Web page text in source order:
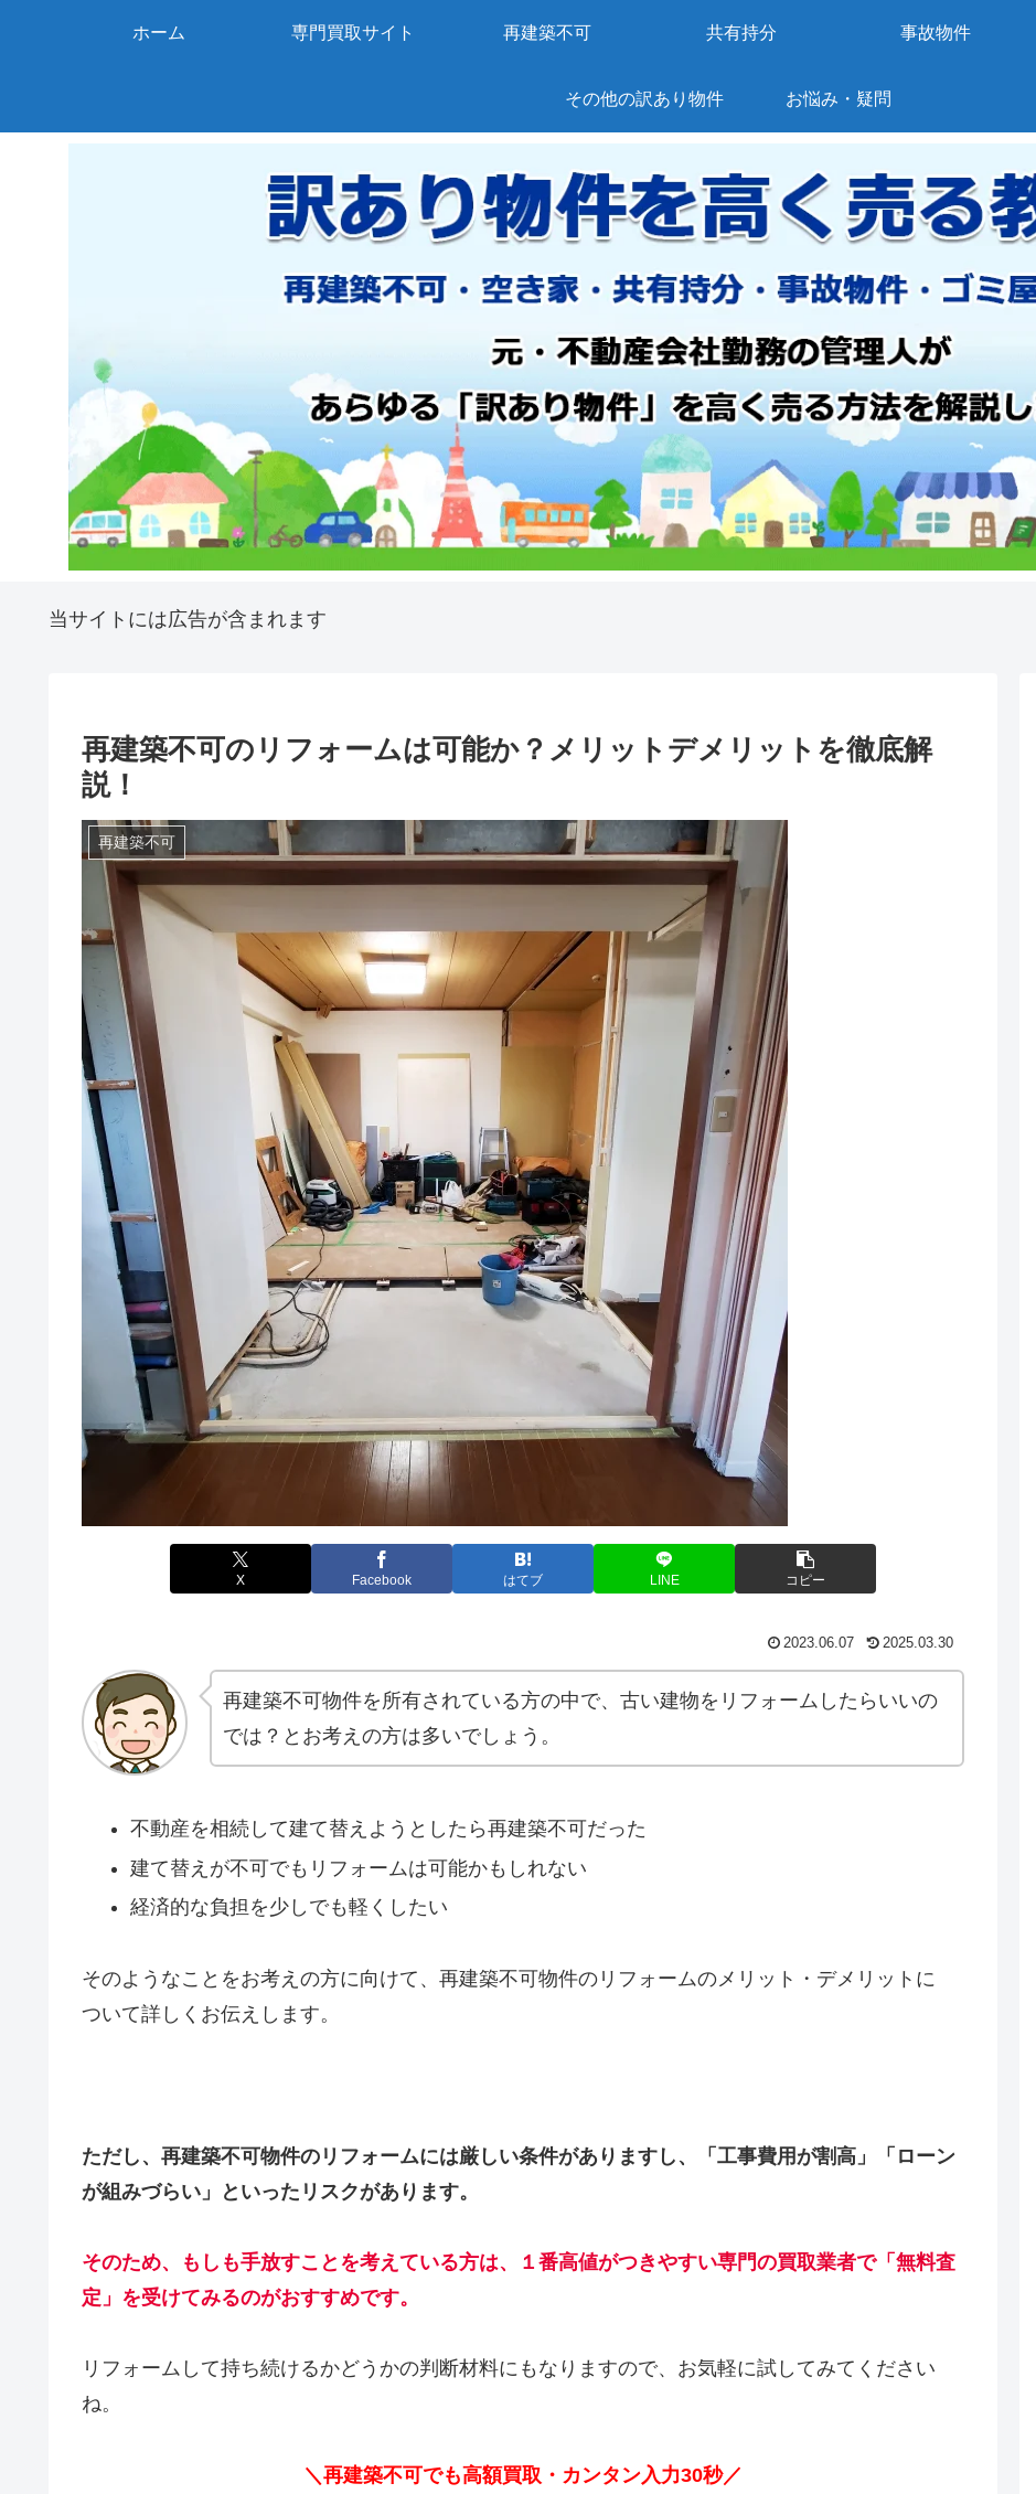
ホーム 専門買取サイト 再建築不可 共有持分 事故物件
その他の訳あり物件 お悩み・疑問
当サイトには広告が含まれます
再建築不可のリフォームは可能か？メリットデメリットを徹底解
説！
再建築不可
X Facebook はてブ LINE コピー
2023.06.07 2025.03.30
再建築不可物件を所有されている方の中で、古い建物をリフォームしたらいいの
では？とお考えの方は多いでしょう。
不動産を相続して建て替えようとしたら再建築不可だった
建て替えが不可でもリフォームは可能かもしれない
経済的な負担を少しでも軽くしたい
そのようなことをお考えの方に向けて、再建築不可物件のリフォームのメリット・デメリットに
ついて詳しくお伝えします。
ただし、再建築不可物件のリフォームには厳しい条件がありますし、「工事費用が割高」「ローン
が組みづらい」といったリスクがあります。
そのため、もしも手放すことを考えている方は、１番高値がつきやすい専門の買取業者で「無料査
定」を受けてみるのがおすすめです。
リフォームして持ち続けるかどうかの判断材料にもなりますので、お気軽に試してみてください
ね。
＼再建築不可でも高額買取・カンタン入力30秒／